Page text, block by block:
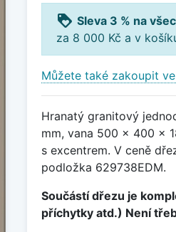
loyalty Sleva 3 % na
za 8 000 Kč a v
Můžete také zakoupit
Hranatý granitový
mm, vana 500 x 400 x
s excentrem. V ceně
podložka 629738EDM.
Součástí dřezu je
příchytky atd.) Není